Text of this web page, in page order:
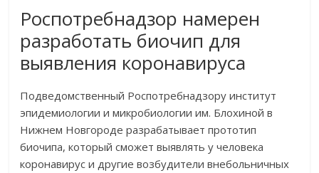
Роспотребнадзор намерен
разработать биочип для
выявления коронавируса
Подведомственный Роспотребнадзору институт
эпидемиологии и микробиологии им. Блохиной в
Нижнем Новгороде разрабатывает прототип
биочипа, который сможет выявлять у человека
коронавирус и другие возбудители внебольничных